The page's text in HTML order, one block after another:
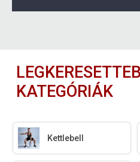
KATEGÓRIÁK
Kettlebell